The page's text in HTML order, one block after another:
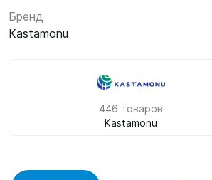
Бренд
Kastamonu
446 товаров
Kastamonu